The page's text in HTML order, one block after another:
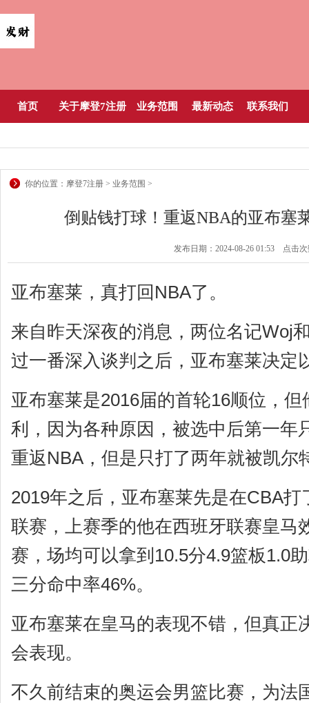
首页 关于摩登7注册 业务范围 最新动态 联系我们
你的位置： 摩登7注册 > 业务范围 >
倒贴钱打球！重返NBA的亚布塞
发布日期：2024-08-26 01:53 点击次
亚布塞莱，真打回NBA了。
来自昨天深夜的消息，两位名记Woj
过一番深入谈判之后，亚布塞莱决定
亚布塞莱是2016届的首轮16顺位，
利，因为各种原因，被选中后第一年
重返NBA，但是只打了两年就被凯尔
2019年之后，亚布塞莱先是在CBA
联赛，上赛季的他在西班牙联赛皇马
赛，场均可以拿到10.5分4.9篮板1.0
三分命中率46%。
亚布塞莱在皇马的表现不错，但真正
会表现。
不久前结束的奥运会男篮比赛，为法